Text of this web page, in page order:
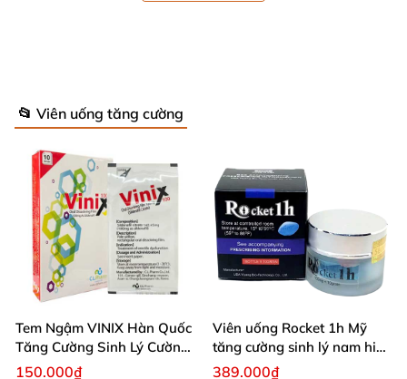
Giá đang giảm: 690.000đ
NóiKHÔNGvới hàng
GIÁ SẬP SÀN:
MUA 2 HỘP: Giá còn 1.250.000đ
Ưu đãi từ hôm nay
Thành phần:
Ginseng, Hairy antler, Ganoderma lucidum, Wolferry
fruit, Fron, Hsueh-lien-hua, Broomrape, Actinolite,
📂 Viên uống tăng cường
Tem Ngậm VINIX Hàn Quốc
Tăng Cường Sinh Lý Cường
Dương
150.000₫
Viên uống Rocket 1h Mỹ
tăng cường sinh lý nam hiệu
quả
389.000₫